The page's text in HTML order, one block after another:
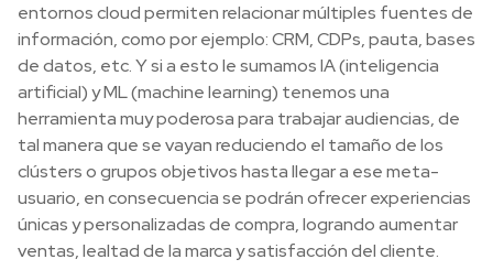
entornos cloud permiten relacionar múltiples fuentes de
información, como por ejemplo: CRM, CDPs, pauta, bases
de datos, etc. Y si a esto le sumamos IA (inteligencia
artificial) y ML (machine learning) tenemos una
herramienta muy poderosa para trabajar audiencias, de
tal manera que se vayan reduciendo el tamaño de los
clústers o grupos objetivos hasta llegar a ese meta-
usuario, en consecuencia se podrán ofrecer experiencias
únicas y personalizadas de compra, logrando aumentar
ventas, lealtad de la marca y satisfacción del cliente.